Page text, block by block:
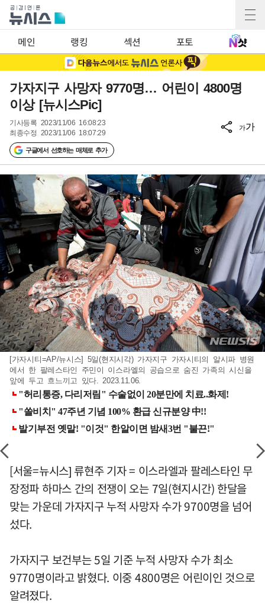
메인 랭킹 섹션 포토
가자지구 사망자 9770명… 어린이 4800명
이상 [뉴시스Pic]
기사등록 2023/11/06 16:08:23
최종수정 2023/11/06 18:07:29
구글에서 선호하는 매체로 추가
가가
[가자시티=AP/뉴시스] 5일(현지시각) 가자지구 가자시티의 알시파 병원
에서 한 팔레스타인 주민이 이스라엘의 공습으로 숨진 가족의 시신을
앞에 두고 흐느끼고 있다. 2023.11.06.
[서울=뉴시스] 류현주 기자 = 이스라엘과 팔레스타인 무
장정파 하마스 간의 전쟁이 오는 7일(현지시간) 한달을
맞는 가운데 가자지구 누적 사망자 수가 9700명을 넘어
섰다.
가자지구 보건부는 5일 기준 누적 사망자 수가 최소
9770명이라고 밝혔다. 이중 4800명은 어린이인 것으로
알려졌다.